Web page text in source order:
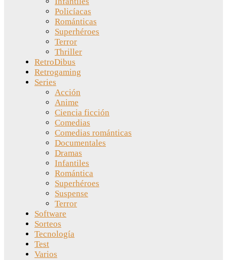
Policíacas
Románticas
Superhéroes
Terror
Thriller
RetroDibus
Retrogaming
Series
Acción
Anime
Ciencia ficción
Comedias
Comedias románticas
Documentales
Dramas
Infantiles
Romántica
Superhéroes
Suspense
Terror
Software
Sorteos
Tecnología
Test
Varios